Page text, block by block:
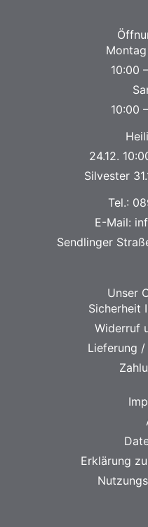
10:00
10:00
24.12.
Silvester
Tel.:
E-Mail:
Sendlinger
Unser
Sicherheit
Widerruf
Lieferung /
Erklärung